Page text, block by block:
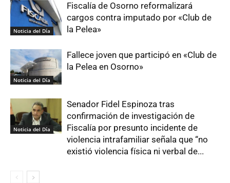
Noticia del Día
Fiscalía de Osorno reformalizará
cargos contra imputado por «Club de
la Pelea»
Noticia del Día
Fallece joven que participó en «Club de
la Pelea en Osorno»
Noticia del Día
Senador Fidel Espinoza tras
confirmación de investigación de
Fiscalía por presunto incidente de
violencia intrafamiliar señala que “no
existió violencia física ni verbal de...